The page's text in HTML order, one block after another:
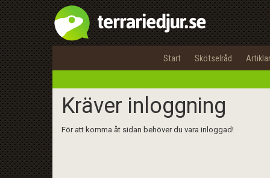
Start Skötselråd Artiklar
Kräver inloggning
För att komma åt sidan behöver du vara inloggad!